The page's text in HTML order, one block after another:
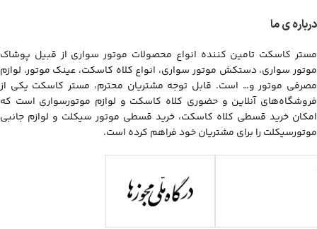
درباره ی ما
مستر کاسکت تامین کننده انواع محصولات موتور سواری از قبیل پوشاک
موتور سواری، دستکش موتور سواری، انواع کلاه کاسکت، عینک موتور، لوازم
مصرفی موتور و… است. قابل توجه مشتریان محترم، مستر کاسکت یکی از
فروشگاه‌های آنلاین و حضوری کلاه کاسکت و لوازم موتورسواری است که
امکان خرید قسطی کلاه کاسکت، خرید قسطی موتور سیکلت و لوازم جانبی
موتورسیکلت را برای مشتریان خود فراهم کرده است.